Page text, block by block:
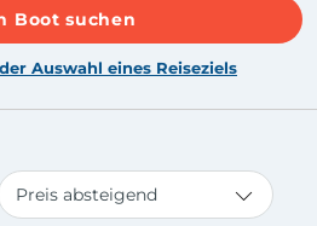
Boot suchen
Auswahl eines Reiseziels